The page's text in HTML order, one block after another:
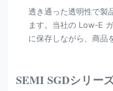
透き通った透明性で製
ます。当社の Low-E
に保存しながら、商品
SEMI SGDシリー